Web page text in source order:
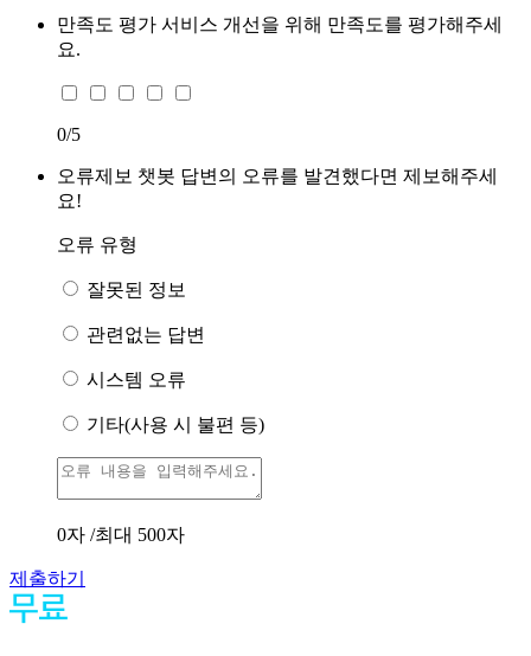
만족도 평가 서비스 개선을 위해 만족도를 평가해주세
요.
0/5
오류제보 챗봇 답변의 오류를 발견했다면 제보해주세
요!
오류 유형
잘못된 정보
관련없는 답변
시스템 오류
기타(사용 시 불편 등)
0자 /최대 500자
제출하기